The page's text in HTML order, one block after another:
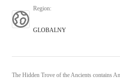
Region:
GLOBALNY
The Hidden Trove of the Ancients contains